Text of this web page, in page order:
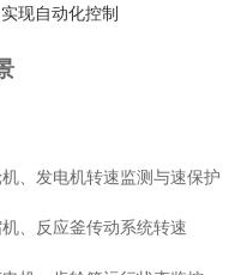
现自动化控制
机、发电机转速监测与速保护
机、反应釜传动系统转速